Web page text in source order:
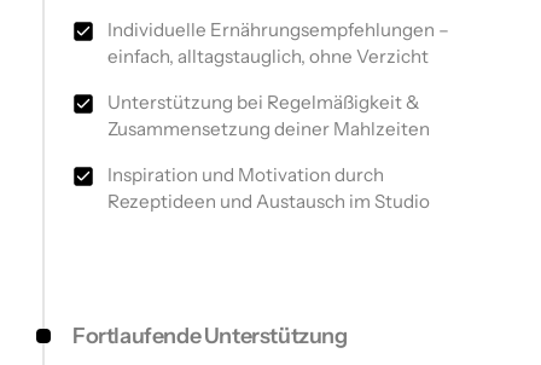
Individuelle Ernährungsempfehlungen –
einfach, alltagstauglich, ohne Verzicht
Unterstützung bei Regelmäßigkeit &
Zusammensetzung deiner Mahlzeiten
Inspiration und Motivation durch
Rezeptideen und Austausch im Studio
Fortlaufende Unterstützung